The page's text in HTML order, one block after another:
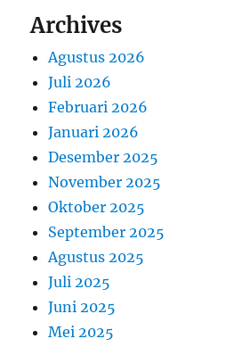
Archives
Agustus 2026
Juli 2026
Februari 2026
Januari 2026
Desember 2025
November 2025
Oktober 2025
September 2025
Agustus 2025
Juli 2025
Juni 2025
Mei 2025